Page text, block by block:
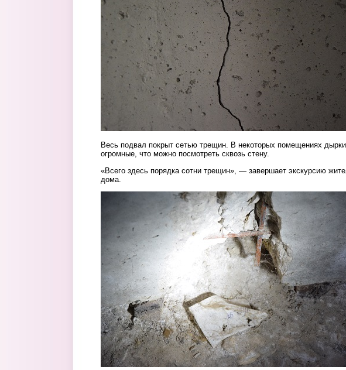
Весь подвал покрыт сетью трещин. В некоторых помещениях дырки
огромные, что можно посмотреть сквозь стену.
«Всего здесь порядка сотни трещин», — завершает экскурсию
дома.
foto_2_treshchiny_v_podvale.jpg